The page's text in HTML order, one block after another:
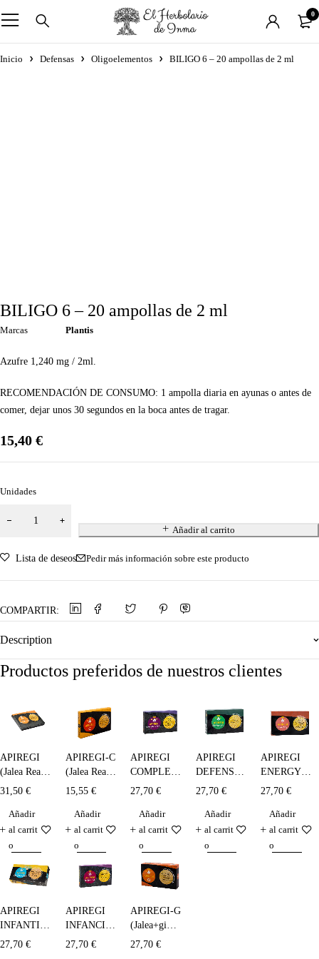
0
Inicio Defensas Oligoelementos BILIGO 6 – 20 ampollas de 2 ml
BILIGO 6 – 20 ampollas de 2 ml
Marcas Plantis
Azufre 1,240 mg / 2ml.
RECOMENDACIÓN DE CONSUMO: 1 ampolla diaria en ayunas o antes de
comer, dejar unos 30 segundos en la boca antes de tragar.
15,40 €
Unidades
Añadir al carrito
Lista de deseos Pedir más información sobre este producto
COMPARTIR:
Description
Productos preferidos de nuestros clientes
APIREGI
(Jalea Real
Liofilizada)
mg.
31,50 €
Añadir
al carrit
o
APIREGI-C
(Jalea Real )
bebible - 10
15,55 €
Añadir
al carrit
o
APIREGI
COMPLEX
TOTAL
- 20 x 10
ml.
27,70€
Añadir
al carrit
o
APIREGI
DEFENSAS
- 20 x 10
27,70 €
Añadir
al carrit
o
APIREGI
ENERGY -
20 x 10 ml.
27,70€
Añadir
al carrit
o
APIREGI
INFANTIL
(Jalea+ vit.+
27,70 €
APIREGI
INFANCIA
- 20 x 10
27,70 €
APIREGI-G
(Jalea+ginseng+taurina+vit.E)
- 20 x 10
27,70€